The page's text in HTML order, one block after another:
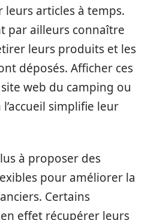
leurs articles à temps.
par ailleurs connaître
leurs produits et les
déposés. Afficher ces
web du camping ou
simplifie leur
à proposer des
pour améliorer la
Certains
effet récupérer leurs